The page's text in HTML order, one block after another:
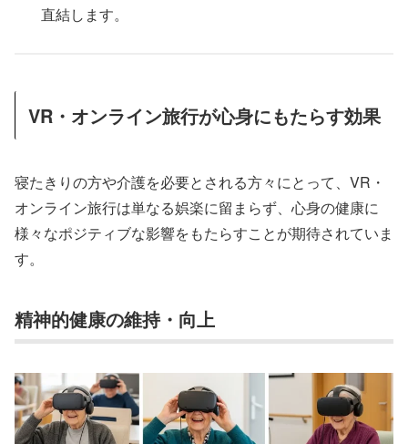
直結します。
VR・オンライン旅行が心身にもたらす効果
寝たきりの方や介護を必要とされる方々にとって、VR・
オンライン旅行は単なる娯楽に留まらず、心身の健康に
様々なポジティブな影響をもたらすことが期待されていま
す。
精神的健康の維持・向上